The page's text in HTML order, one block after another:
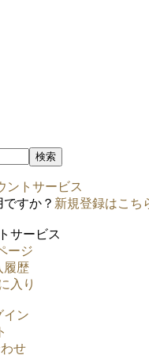
検索
ントサービス
すか？ 新規登録はこち
サービス
ージ
履歴
入り
イン
せ